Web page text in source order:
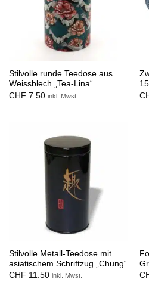
Stilvolle runde Teedose aus
Weissblech „Tea-Lina“
CHF 7.50 inkl. Mwst.
Stilvolle Metall-Teedose mit
asiatischem Schriftzug „Chung“
CHF 11.50 inkl. Mwst.